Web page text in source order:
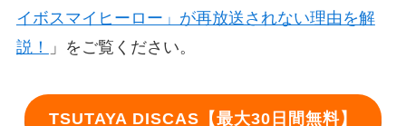
イボスマイヒーロー」が再放送されない理由を解
説！
」をご覧ください。
TSUTAYA DISCAS【最大30日間無料】